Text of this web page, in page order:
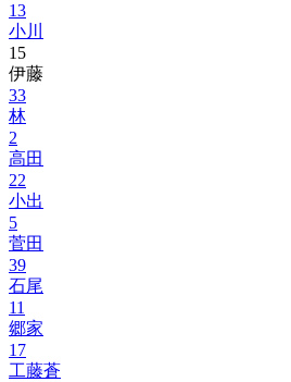
13
小川
15
伊藤
33
林
2
高田
22
小出
5
菅田
39
石尾
11
郷家
17
工藤蒼